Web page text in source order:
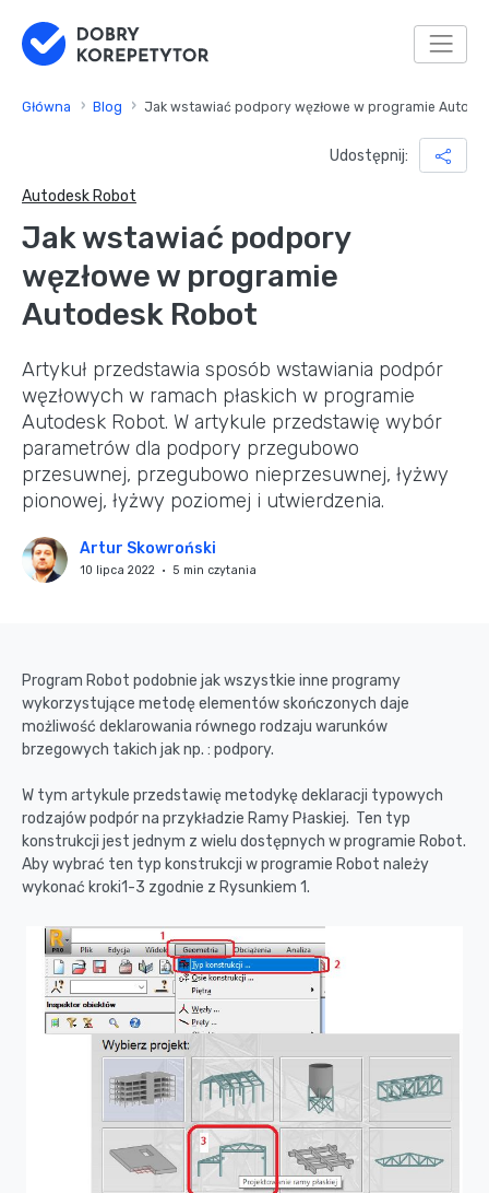
Główna Blog Jak wstawiać podpory węzłowe w programie
Udostępnij:
Autodesk Robot
Jak wstawiać podpory
węzłowe w programie
Autodesk Robot
Artykuł przedstawia sposób wstawiania podpór
węzłowych w ramach płaskich w programie
Autodesk Robot. W artykule przedstawię wybór
parametrów dla podpory przegubowo
przesuwnej, przegubowo nieprzesuwnej, łyżwy
pionowej, łyżwy poziomej i utwierdzenia.
Artur Skowroński
10 lipca 2022 • 5 min czytania
Program Robot podobnie jak wszystkie inne programy
wykorzystujące metodę elementów skończonych daje
możliwość deklarowania równego rodzaju warunków
brzegowych takich jak np. : podpory.
W tym artykule przedstawię metodykę deklaracji typowych
rodzajów podpór na przykładzie Ramy Płaskiej. Ten typ
konstrukcji jest jednym z wielu dostępnych w programie Robot.
Aby wybrać ten typ konstrukcji w programie Robot należy
wykonać kroki1-3 zgodnie z Rysunkiem 1.